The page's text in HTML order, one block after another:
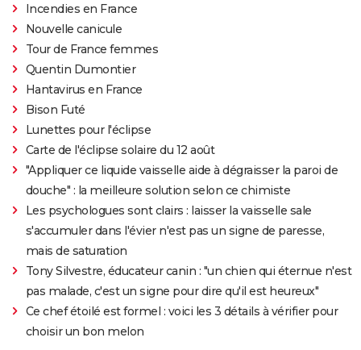
Incendies en France
Nouvelle canicule
Tour de France femmes
Quentin Dumontier
Hantavirus en France
Bison Futé
Lunettes pour l'éclipse
Carte de l'éclipse solaire du 12 août
"Appliquer ce liquide vaisselle aide à dégraisser la paroi de
douche" : la meilleure solution selon ce chimiste
Les psychologues sont clairs : laisser la vaisselle sale
s'accumuler dans l'évier n'est pas un signe de paresse,
mais de saturation
Tony Silvestre, éducateur canin : "un chien qui éternue n'est
pas malade, c'est un signe pour dire qu'il est heureux"
Ce chef étoilé est formel : voici les 3 détails à vérifier pour
choisir un bon melon